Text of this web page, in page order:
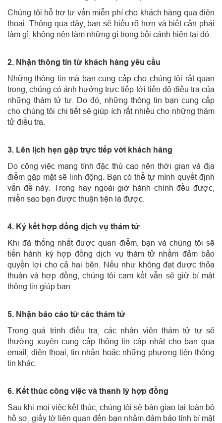
Chúng tôi hỗ trợ tư vấn miễn phí cho khách hàng qua điện
thoại. Thông qua đây, bạn sẽ hiểu rõ hơn và biết cần phải
làm gì, không nên làm những gì trong bối cảnh hiện tại đó.
2. Nhận thông tin từ khách hàng yêu cầu
Những thông tin mà bạn cung cấp cho chúng tôi rất quan
trọng, chúng có ảnh hưởng trực tiếp tới tiến độ điều tra của
những thám tử tư. Do đó, những thông tin bạn cung cấp
cho chúng tôi chi tiết sẽ giúp ích rất nhiều cho những thám
tử điều tra.
3. Lên lịch hẹn gặp trực tiếp với khách hàng
Do công việc mang tính đặc thù cao nên thời gian và địa
điểm gặp mặt sẽ linh động. Bạn có thể tự mình quyết định
vấn đề này. Trong hay ngoài giờ hành chính đều được,
miễn sao bạn được thuận tiện là được.
4. Ký kết hợp đồng dịch vụ thám tử
Khi đã thống nhất được quan điểm, bạn và chúng tôi sẽ
tiến hành ký hợp đồng dịch vụ thám tử nhằm đảm bảo
quyền lợi cho cả hai bên. Nếu như không đạt được thỏa
thuận và hợp đồng, chúng tôi cam kết vẫn sẽ giữ bí mật
thông tin giúp bạn.
5. Nhận báo cáo từ các thám tử
Trong quá trình điều tra, các nhân viên thám tử tư sẽ
thường xuyên cung cấp thông tin cập nhật cho bạn qua
email, điện thoại, tin nhắn hoặc những phương tiện thông
tin khác.
6. Kết thúc công việc và thanh lý hợp đồng
Sau khi mọi việc kết thúc, chúng tôi sẽ bàn giao lại toàn bộ
hồ sơ, giấy tờ liên quan đến bạn nhằm đảm bảo tính bí mật